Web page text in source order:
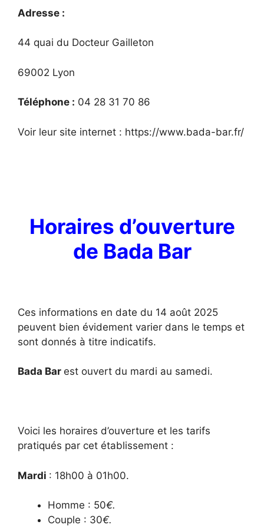
Adresse :
44 quai du Docteur Gailleton
69002 Lyon
Téléphone : 04 28 31 70 86
Voir leur site internet : https://www.bada-bar.fr/
Horaires d’ouverture
de Bada Bar
Ces informations en date du 14 août 2025
peuvent bien évidement varier dans le temps et
sont donnés à titre indicatifs.
Bada Bar est ouvert du mardi au samedi.
Voici les horaires d’ouverture et les tarifs
pratiqués par cet établissement :
Mardi : 18h00 à 01h00.
Homme : 50€.
Couple : 30€.